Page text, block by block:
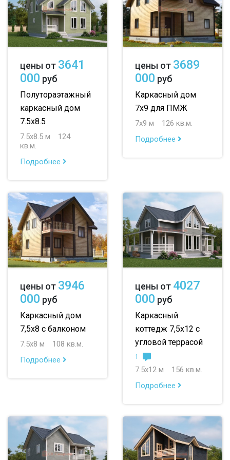
цены от 3641
000 руб
Полутораэтажный
каркасный дом
7.5х8.5
7.5х8.5 м
124
кв.м.
Подробнее
цены от 3689
000 руб
Каркасный дом
7х9 для ПМЖ
7х9 м
126 кв.м.
Подробнее
цены от 3946
000 руб
Каркасный дом
7,5х8 с балконом
7.5х8 м
108 кв.м.
Подробнее
цены от 4027
000 руб
Каркасный
коттедж 7,5х12 с
угловой террасой
1
7.5х12 м
156 кв.м.
Подробнее